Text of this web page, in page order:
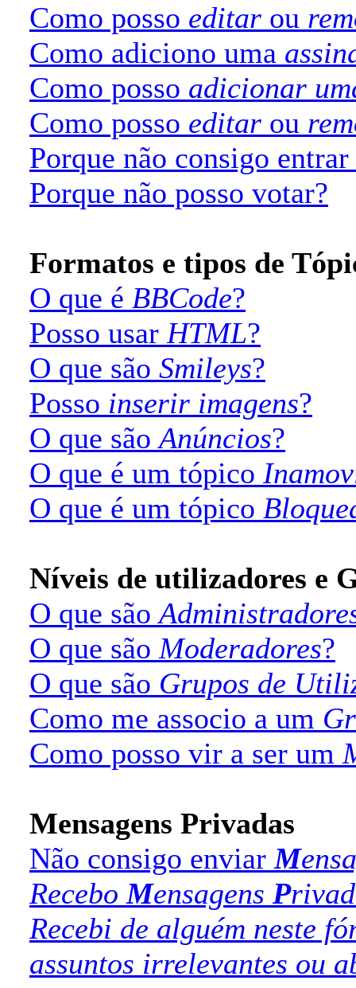
Como posso editar ou
Como adiciono uma
Como posso adicionar
Como posso editar ou
Porque não consigo
Porque não posso votar?
Formatos e tipos de
O que é BBCode?
Posso usar HTML?
O que são Smileys?
Posso inserir imagens?
O que sãoAnúncios?
O que é um tópico
O que é um tópico
Níveis de utilizadores e
O que são
O que são Moderadores?
O que são Grupos de
Como me associo a um
Como posso vir a ser um
Mensagens Privadas
Não consigo enviarM
ReceboMensagens P
Recebi de alguém neste
assuntos irrelevantes ou